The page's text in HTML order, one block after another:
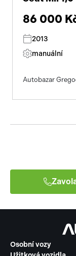
86 000
2013
manuální
Autobazar
Osobní vozy